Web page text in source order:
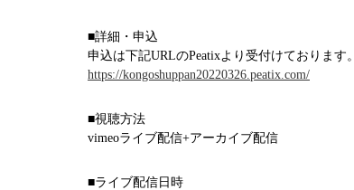
■詳細・申込
申込は下記URLのPeatixより受付けております。
https://kongoshuppan20220326.peatix.com/
■視聴方法
vimeoライブ配信+アーカイブ配信
■ライブ配信日時